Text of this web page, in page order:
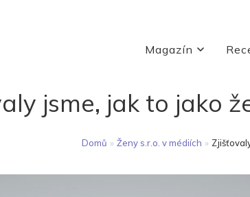
Magazín
jsme, jak to jako
Domů » Ženy s.r.o. v médiích »